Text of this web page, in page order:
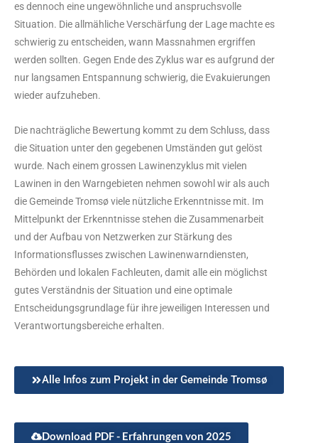
es dennoch eine ungewöhnliche und anspruchsvolle
Situation. Die allmähliche Verschärfung der Lage machte es
schwierig zu entscheiden, wann Massnahmen ergriffen
werden sollten. Gegen Ende des Zyklus war es aufgrund der
nur langsamen Entspannung schwierig, die Evakuierungen
wieder aufzuheben.
Die nachträgliche Bewertung kommt zu dem Schluss, dass
die Situation unter den gegebenen Umständen gut gelöst
wurde. Nach einem grossen Lawinenzyklus mit vielen
Lawinen in den Warngebieten nehmen sowohl wir als auch
die Gemeinde Tromsø viele nützliche Erkenntnisse mit. Im
Mittelpunkt der Erkenntnisse stehen die Zusammenarbeit
und der Aufbau von Netzwerken zur Stärkung des
Informationsflusses zwischen Lawinenwarndiensten,
Behörden und lokalen Fachleuten, damit alle ein möglichst
gutes Verständnis der Situation und eine optimale
Entscheidungsgrundlage für ihre jeweiligen Interessen und
Verantwortungsbereiche erhalten.
Alle Infos zum Projekt in der Gemeinde Tromsø
Download PDF - Erfahrungen von 2025